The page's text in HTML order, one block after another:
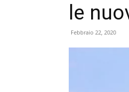
le
Febbraio 22, 2020